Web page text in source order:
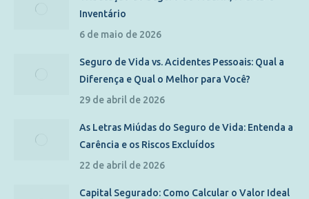
Inventário
6 de maio de 2026
Seguro de Vida vs. Acidentes Pessoais: Qual a
Diferença e Qual o Melhor para Você?
29 de abril de 2026
As Letras Miúdas do Seguro de Vida: Entenda a
Carência e os Riscos Excluídos
22 de abril de 2026
Capital Segurado: Como Calcular o Valor Ideal